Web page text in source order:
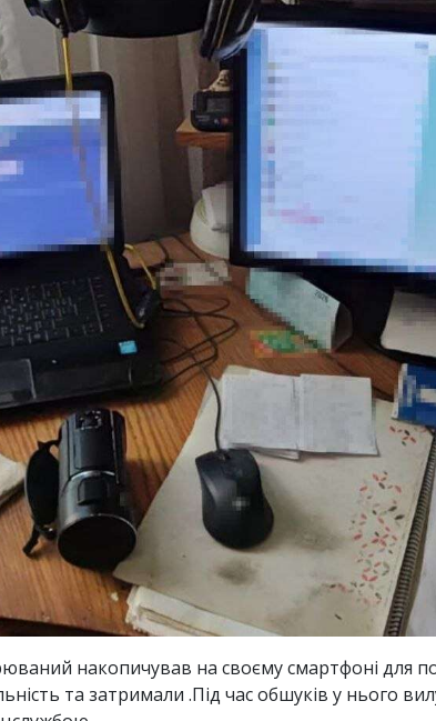
накопичував на своєму смартфоні для
та затримали .Під час обшуків у нього